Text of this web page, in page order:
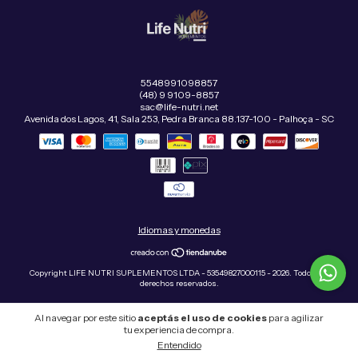
Al navegar por este sitio aceptás el uso de cookies para agilizar
tu experiencia de compra.
Entendido
5548991098857
(48) 9 9109-8857
sac@life-nutri.net
Avenida dos Lagos, 41, Sala 253, Pedra Branca 88.137-100 - Palhoça - SC
Idiomas y monedas
Copyright LIFE NUTRI SUPLEMENTOS LTDA - 53549827000115 - 2026. Todos los
derechos reservados.